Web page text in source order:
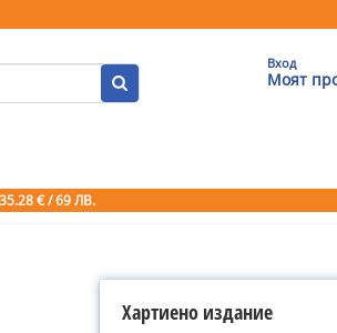
Вход
Моят
€ / 69 ЛВ.
Хартиено издание